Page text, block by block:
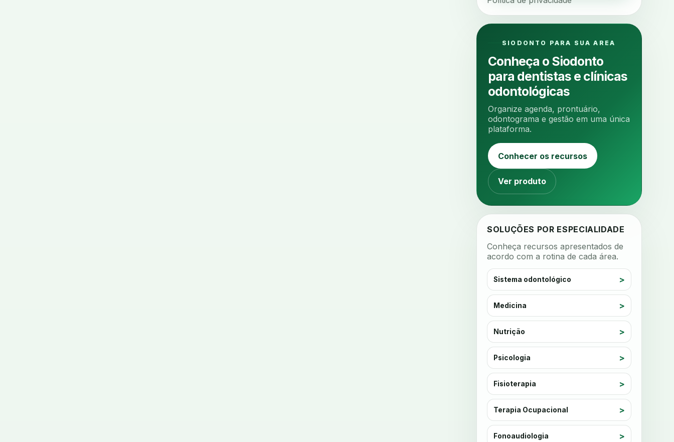
agua da cadeira ajuste estetico
alta digital alta rotacao
ambiente clinico ampliacao
analgesia analgesia digital
analise 3d
analise elementos finitos
analise facial analise funcional
anamnese
anamnese digital
anamnese estruturada
anestesia
anestesia local anotacoes
ansiedade na cadeira
ansiedade no consultorio
ansiedade odontologica
antes e depois
antibioticos
anticoagulantes aparelho intraoral
apdt apertamento diurno
apinhamento dentario apneia
apneia do sono
apps clinicos
SIODONTO PARA SUA AREA
Conheça o Siodonto
para dentistas e clínicas
odontológicas
Organize agenda, prontuário,
odontograma e gestão em uma única
plataforma.
Conhecer os recursos
Ver produto
SOLUÇÕES POR ESPECIALIDADE
Conheça recursos apresentados de
acordo com a rotina de cada área.
Sistema odontológico
Medicina
Nutrição
Psicologia
Fisioterapia
Terapia Ocupacional
Fonoaudiologia